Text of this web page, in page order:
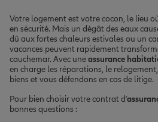
Votre logement est votre cocon, le lieu
en sécurité. Mais un dégât des eaux
dû aux fortes chaleurs estivales ou un
vacances peuvent rapidement
cauchemar. Avec uneassurance
en charge les réparations, le
biens et vous défendons en cas de litige.
Pour bien choisir votre contrat d'
bonnes questions :